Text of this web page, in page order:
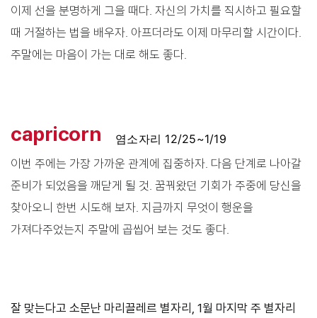
이제 선을 분명하게 그을 때다. 자신의 가치를 직시하고 필요할
때 거절하는 법을 배우자. 아프더라도 이제 마무리할 시간이다.
주말에는 마음이 가는 대로 해도 좋다.
capricorn
염소자리 12/25~1/19
이번 주에는 가장 가까운 관계에 집중하자. 다음 단계로 나아갈
준비가 되었음을 깨닫게 될 것. 꿈꿔왔던 기회가 주중에 당신을
찾아오니 한번 시도해 보자. 지금까지 무엇이 행운을
가져다주었는지 주말에 곱씹어 보는 것도 좋다.
잘 맞는다고 소문난 마리끌레르 별자리, 1월 마지막 주 별자리